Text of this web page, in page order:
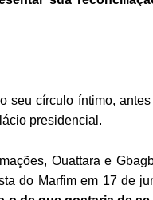
seu círculo íntimo,
presidencial.
Ouattara e
do Marfim em 17 de